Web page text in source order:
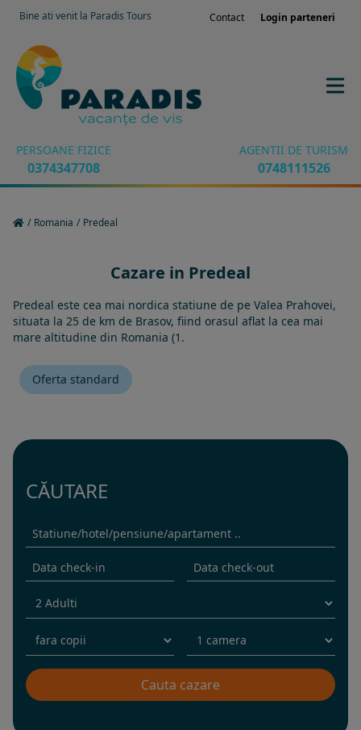
Bine ati venit la Paradis Tours Contact Login parteneri
PERSOANE FIZICE
0374347708
AGENTII DE TURISM
0748111526
/ Romania / Predeal
Cazare in Predeal
Predeal este cea mai nordica statiune de pe Valea Prahovei,
situata la 25 de km de Brasov, fiind orasul aflat la cea mai
mare altitudine din Romania (1.
Oferta standard
CĂUTARE